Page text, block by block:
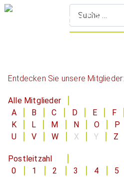
Entdecken Sie unsere Mitglieder:
Alle Mitglieder
A
B C D E F
K
L M N O P
U
V W X Y Z
Postleitzahl
0
1 2 3 4 5